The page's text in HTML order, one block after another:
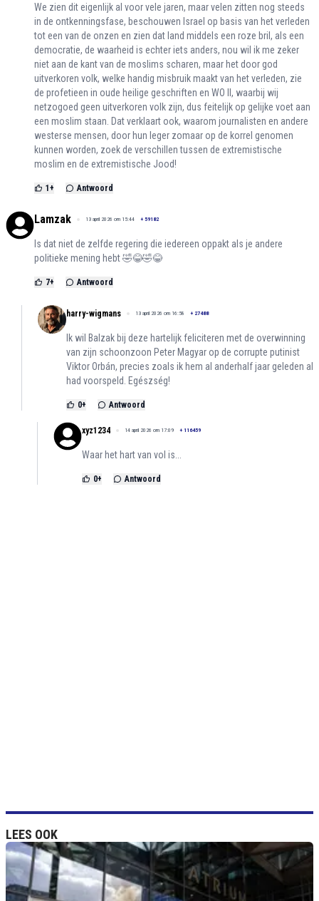
We zien dit eigenlijk al voor vele jaren, maar velen zitten nog steeds
in de ontkenningsfase, beschouwen Israel op basis van het verleden
tot een van de onzen en zien dat land middels een roze bril, als een
democratie, de waarheid is echter iets anders, nou wil ik me zeker
niet aan de kant van de moslims scharen, maar het door god
uitverkoren volk, welke handig misbruik maakt van het verleden, zie
de profetieen in oude heilige geschriften en WO II, waarbij wij
netzogoed geen uitverkoren volk zijn, dus feitelijk op gelijke voet aan
een moslim staan. Dat verklaart ook, waarom journalisten en andere
westerse mensen, door hun leger zomaar op de korrel genomen
kunnen worden, zoek de verschillen tussen de extremistische
moslim en de extremistische Jood!
1+ Antwoord
Lamzak 13 april 2026 om 15:44 + 59182
Is dat niet de zelfde regering die iedereen oppakt als je andere
politieke mening hebt 🤣😂🤣😂
7+ Antwoord
harry-wigmans 13 april 2026 om 16:58 + 27488
Ik wil Balzak bij deze hartelijk feliciteren met de overwinning
van zijn schoonzoon Peter Magyar op de corrupte putinist
Viktor Orbán, precies zoals ik hem al anderhalf jaar geleden al
had voorspeld. Egészség!
0+ Antwoord
xyz1234 14 april 2026 om 17:09 + 116459
Waar het hart van vol is...
0+ Antwoord
LEES OOK